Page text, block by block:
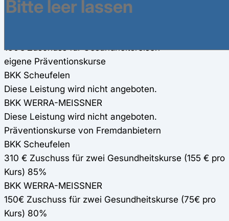
BKK Scheufelen
160€ Zuschuss für Gesundheitsreisen
eigene Präventionskurse
BKK Scheufelen
Diese Leistung wird nicht angeboten.
BKK WERRA-MEISSNER
Diese Leistung wird nicht angeboten.
Präventionskurse von Fremdanbietern
BKK Scheufelen
310 € Zuschuss für zwei Gesundheitskurse (155 € pro
Kurs) 85%
BKK WERRA-MEISSNER
150€ Zuschuss für zwei Gesundheitskurse (75€ pro
Kurs) 80%